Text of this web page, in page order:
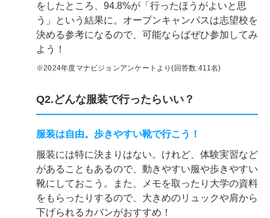
をしたところ、94.8%が「行ったほうがよいと思
う」という結果に。オープンキャンパスは志望校を
決める参考になるので、可能ならばぜひ参加してみ
よう！
※2024年度マナビジョンアンケートより(回答数:411名)
Q2.どんな服装で行ったらいい？
服装は自由。歩きやすい靴で行こう！
服装には特に決まりはない。けれど、体験実習など
があることもあるので、動きやすい服や歩きやすい
靴にしておこう。また、メモを取ったり大学の資料
をもらったりするので、大きめのリュックや肩から
下げられるカバンがおすすめ！